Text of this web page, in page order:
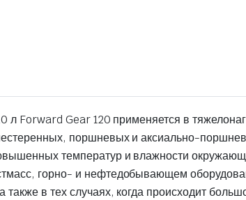
л Forward Gear 120 применяется в
поршневых и аксиально-
температур и влажности
горно- и нефтедобывающем
в тех случаях, когда происходит